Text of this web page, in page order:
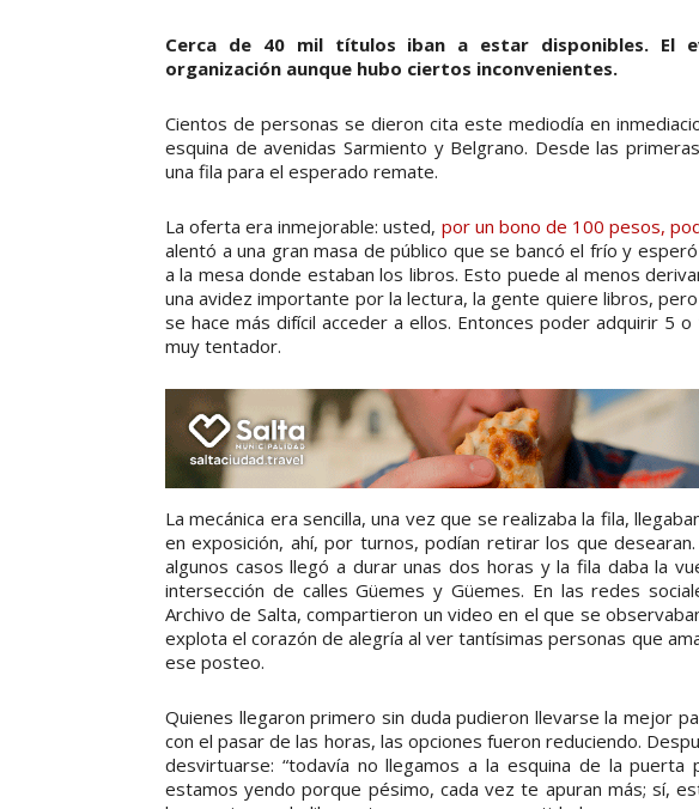
Cerca de 40 mil títulos iban a estar disponibles. El
organización aunque hubo ciertos inconvenientes.
Cientos de personas se dieron cita este mediodía en
esquina de avenidas Sarmiento y Belgrano. Desde las
una fila para el esperado remate.
La oferta era inmejorable: usted, por un bono de 100 pesos,
alentó a una gran masa de público que se bancó el frío y
a la mesa donde estaban los libros. Esto puede al menos
una avidez importante por la lectura, la gente quiere libros,
se hace más difícil acceder a ellos. Entonces poder adquirir 5
muy tentador.
La mecánica era sencilla, una vez que se realizaba la fila,
en exposición, ahí, por turnos, podían retirar los que
algunos casos llegó a durar unas dos horas y la fila daba la
intersección de calles Güemes y Güemes. En las redes
Archivo de Salta, compartieron un video en el que se
explota el corazón de alegría al ver tantísimas personas que
ese posteo.
Quienes llegaron primero sin duda pudieron llevarse la mejor
con el pasar de las horas, las opciones fueron reduciendo.
desvirtuarse: “todavía no llegamos a la esquina de la
estamos yendo porque pésimo, cada vez te apuran más; sí,